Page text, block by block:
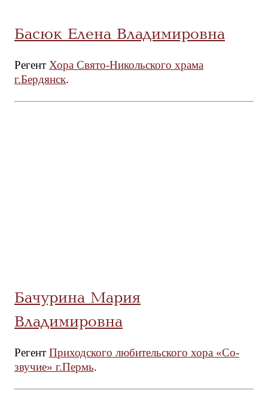
Басюк Елена Владимировна
Регент Хора Свято-Никольского храма
г.Бердянск.
Бачурина Мария
Владимировна
Регент Приходского любительского хора «Со-
звучие» г.Пермь.